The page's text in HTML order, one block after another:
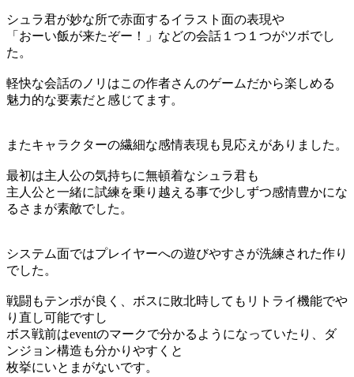
シュラ君が妙な所で赤面するイラスト面の表現や
「おーい飯が来たぞー！」などの会話１つ１つがツボでし
た。
軽快な会話のノリはこの作者さんのゲームだから楽しめる
魅力的な要素だと感じてます。
またキャラクターの繊細な感情表現も見応えがありました。
最初は主人公の気持ちに無頓着なシュラ君も
主人公と一緒に試練を乗り越える事で少しずつ感情豊かにな
るさまが素敵でした。
システム面ではプレイヤーへの遊びやすさが洗練された作り
でした。
戦闘もテンポが良く、ボスに敗北時してもリトライ機能でや
り直し可能ですし
ボス戦前はeventのマークで分かるようになっていたり、ダ
ンジョン構造も分かりやすくと
枚挙にいとまがないです。